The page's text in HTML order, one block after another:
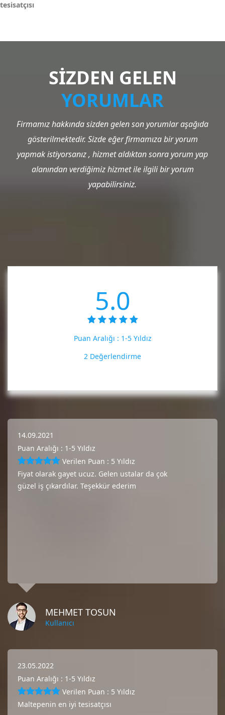
tesisatçısı
SİZDEN GELEN
YORUMLAR
Firmamız hakkında sizden gelen son yorumlar aşağıda
gösterilmektedir. Sizde eğer firmamıza bir yorum
yapmak istiyorsanız , hizmet aldıktan sonra yorum yap
alanından verdiğimiz hizmet ile ilgili bir yorum
yapabilirsiniz.
5.0
Puan Aralığı : 1-5 Yıldız
2 Değerlendirme
14.09.2021
Puan Aralığı : 1-5 Yıldız
Verilen Puan : 5 Yıldız
Fiyat olarak gayet ucuz. Gelen ustalar da çok
güzel iş çıkardılar. Teşekkür ederim
MEHMET TOSUN
Kullanıcı
23.05.2022
Puan Aralığı : 1-5 Yıldız
Verilen Puan : 5 Yıldız
Maltepenin en iyi tesisatçısı